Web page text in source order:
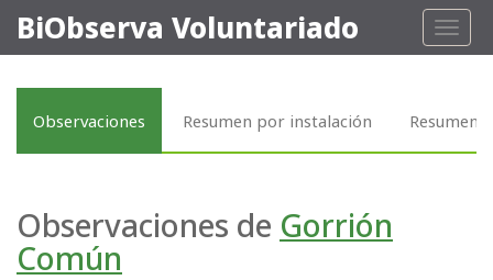
Toggle
BiObserva Voluntariado
Observaciones Resumen por instalación Resumen
Observaciones de Gorrión
Común